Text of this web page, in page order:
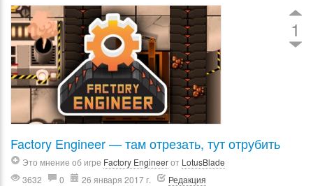
1
Factory Engineer — там отрезать, тут отрубить
Это мнение об игре Factory Engineerот LotusBlade
3632
0 26 января 2017 г. Редакция